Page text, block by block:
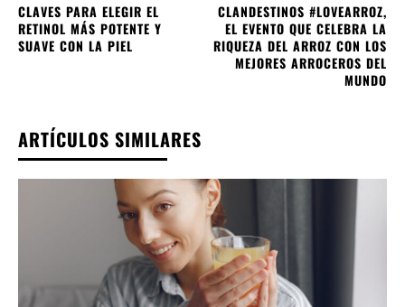
CLAVES PARA ELEGIR EL
RETINOL MÁS POTENTE Y
SUAVE CON LA PIEL
CLANDESTINOS #LOVEARROZ,
EL EVENTO QUE CELEBRA LA
RIQUEZA DEL ARROZ CON LOS
MEJORES ARROCEROS DEL
MUNDO
ARTÍCULOS SIMILARES